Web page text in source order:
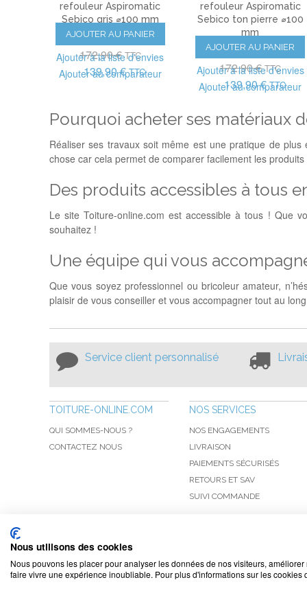
refouleur Aspiromatic
Sebico gris ⌀100 mm
(129)
172,90 € TTC
139,90 € TTC
AJOUTER AU PANIER
Ajouter à la liste d'envies
Ajouter au comparateur
refouleur Aspiromatic
Sebico ton pierre ⌀100
mm
(84)
172,90 € TTC
139,90 € TTC
AJOUTER AU PANIER
Ajouter à la liste d'envies
Ajouter au comparateur
Pourquoi acheter ses matériaux
Réaliser ses travaux soit même est une pratique de
chose car cela permet de comparer facilement les
Des produits accessibles à tous
Le site Toiture-online.com est accessible à tous ! Que
souhaitez !
Une équipe qui vous
Que vous soyez professionnel ou bricoleur amateur,
plaisir de vous conseiller et vous accompagner tout au
Service client personnalisé
TOITURE-ONLINE.COM
QUI SOMMES-NOUS ?
CONTACTEZ NOUS
NOS SERVICES
NOS ENGAGEMENTS
LIVRAISON
PAIEMENTS SÉCURISÉS
RETOURS ET SAV
SUIVI COMMANDE
Nous utilisons des cookies
Nous pouvons les placer pour analyser les données de nos visiteurs,
faire vivre une expérience inoubliable. Pour plus d'informations sur les cookies